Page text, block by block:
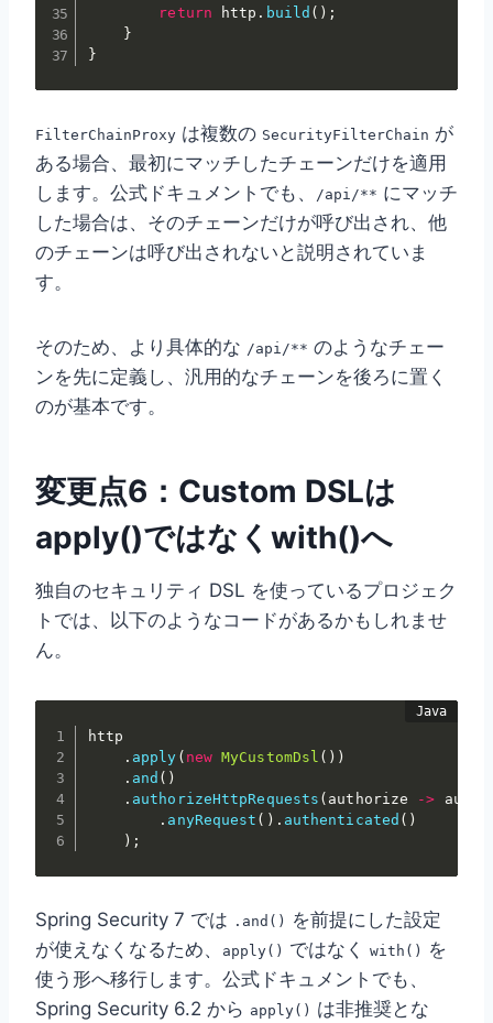
return http . build ( ) ;
}
}
FilterChainProxy は複数の SecurityFilterChain が
ある場合、最初にマッチしたチェーンだけを適用
します。公式ドキュメントでも、
/api/** にマッチ
した場合は、そのチェーンだけが呼び出され、他
のチェーンは呼び出されないと説明されていま
す。
そのため、より具体的な /api/** のようなチェー
ンを先に定義し、汎用的なチェーンを後ろに置く
のが基本です。
変更点6：Custom DSLは
apply()ではなくwith()へ
独自のセキュリティ DSL を使っているプロジェク
トでは、以下のようなコードがあるかもしれませ
ん。
http
. apply ( new MyCustomDsl ( ) )
. and ( )
. authorizeHttpRequests ( authorize ->
. anyRequest ( ) . authenticated ( )
) ;
Spring Security 7 では .and()
を前提にした設定
が使えなくなるため、
apply() ではなく with()
を
使う形へ移行します。公式ドキュメントでも、
Spring Security 6.2 から apply() は非推奨とな